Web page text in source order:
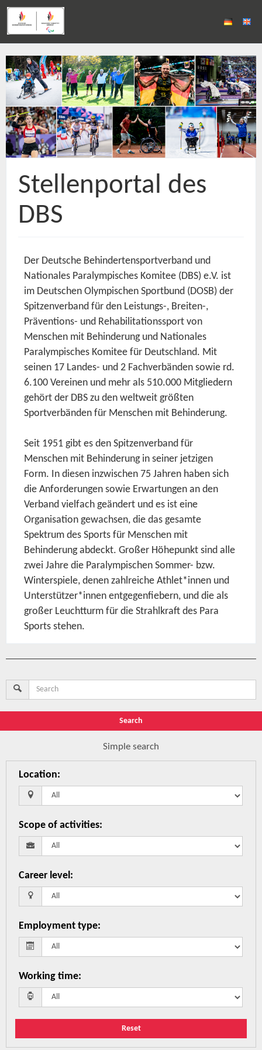
Stellenportal des
DBS
Der Deutsche Behindertensportverband und
Nationales Paralympisches Komitee (DBS) e.V. ist
im Deutschen Olympischen Sportbund (DOSB) der
Spitzenverband für den Leistungs-, Breiten-,
Präventions- und Rehabilitationssport von
Menschen mit Behinderung und Nationales
Paralympisches Komitee für Deutschland. Mit
seinen 17 Landes- und 2 Fachverbänden sowie rd.
6.100 Vereinen und mehr als 510.000 Mitgliedern
gehört der DBS zu den weltweit größten
Sportverbänden für Menschen mit Behinderung.
Seit 1951 gibt es den Spitzenverband für
Menschen mit Behinderung in seiner jetzigen
Form. In diesen inzwischen 75 Jahren haben sich
die Anforderungen sowie Erwartungen an den
Verband vielfach geändert und es ist eine
Organisation gewachsen, die das gesamte
Spektrum des Sports für Menschen mit
Behinderung abdeckt. Großer Höhepunkt sind alle
zwei Jahre die Paralympischen Sommer- bzw.
Winterspiele, denen zahlreiche Athlet*innen und
Unterstützer*innen entgegenfiebern, und die als
großer Leuchtturm für die Strahlkraft des Para
Sports stehen.
Search
Simple search
Location:
Scope of activities:
Career level:
Employment type:
Working time:
Reset